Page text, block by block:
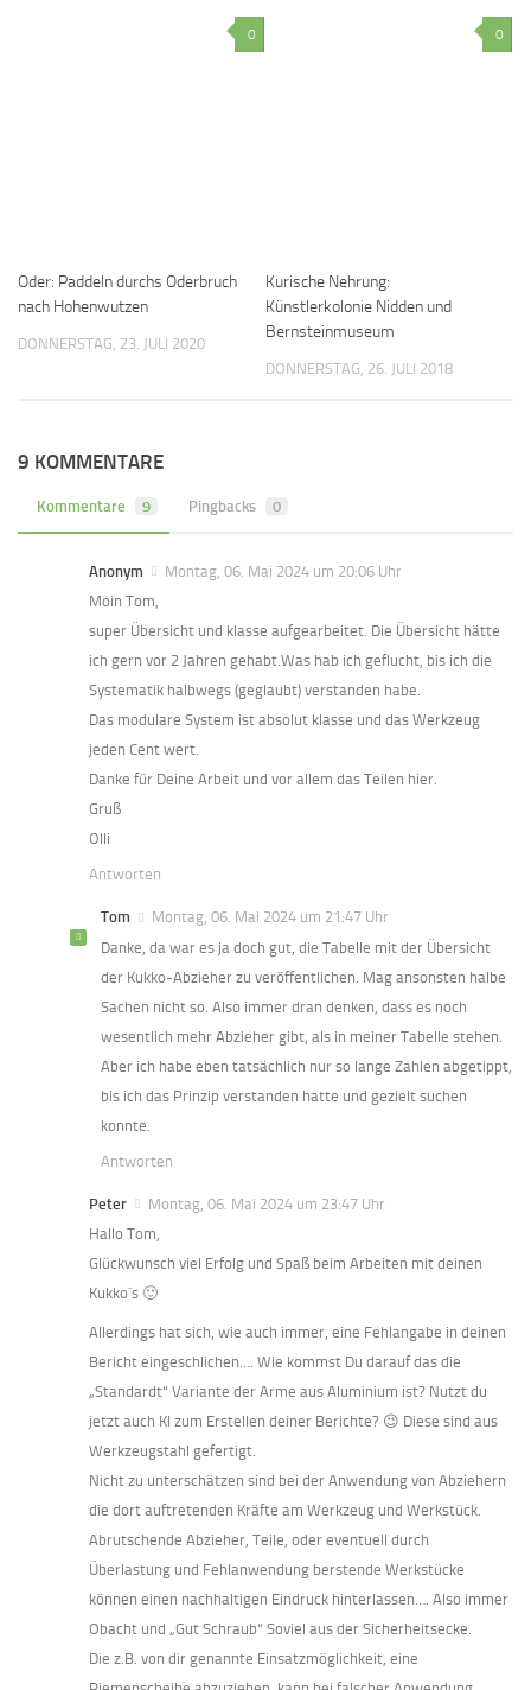
0
Oder: Paddeln durchs Oderbruch
nach Hohenwutzen
DONNERSTAG, 23. JULI 2020
0
Kurische Nehrung:
Künstlerkolonie Nidden und
Bernsteinmuseum
DONNERSTAG, 26. JULI 2018
9 KOMMENTARE
Kommentare 9 Pingbacks 0
Anonym
Montag, 06. Mai 2024 um 20:06 Uhr
Moin Tom,
super Übersicht und klasse aufgearbeitet. Die Übersicht hätte
ich gern vor 2 Jahren gehabt.Was hab ich geflucht, bis ich die
Systematik halbwegs (geglaubt) verstanden habe.
Das modulare System ist absolut klasse und das Werkzeug
jeden Cent wert.
Danke für Deine Arbeit und vor allem das Teilen hier.
Gruß
Olli
Antworten
Tom
Montag, 06. Mai 2024 um 21:47 Uhr
Danke, da war es ja doch gut, die Tabelle mit der Übersicht
der Kukko-Abzieher zu veröffentlichen. Mag ansonsten halbe
Sachen nicht so. Also immer dran denken, dass es noch
wesentlich mehr Abzieher gibt, als in meiner Tabelle stehen.
Aber ich habe eben tatsächlich nur so lange Zahlen abgetippt,
bis ich das Prinzip verstanden hatte und gezielt suchen
konnte.
Antworten
Peter
Montag, 06. Mai 2024 um 23:47 Uhr
Hallo Tom,
Glückwunsch viel Erfolg und Spaß beim Arbeiten mit deinen
Kukko´s 🙂
Allerdings hat sich, wie auch immer, eine Fehlangabe in deinen
Bericht eingeschlichen…. Wie kommst Du darauf das die
„Standardt“ Variante der Arme aus Aluminium ist? Nutzt du
jetzt auch KI zum Erstellen deiner Berichte? 😉 Diese sind aus
Werkzeugstahl gefertigt.
Nicht zu unterschätzen sind bei der Anwendung von Abziehern
die dort auftretenden Kräfte am Werkzeug und Werkstück.
Abrutschende Abzieher, Teile, oder eventuell durch
Überlastung und Fehlanwendung berstende Werkstücke
können einen nachhaltigen Eindruck hinterlassen…. Also immer
Obacht und „Gut Schraub“ Soviel aus der Sicherheitsecke.
Die z.B. von dir genannte Einsatzmöglichkeit, eine